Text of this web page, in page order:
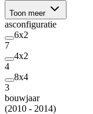
Toon meer
asconfiguratie
6x2
7
4x2
4
8x4
3
bouwjaar
(2010 - 2014)